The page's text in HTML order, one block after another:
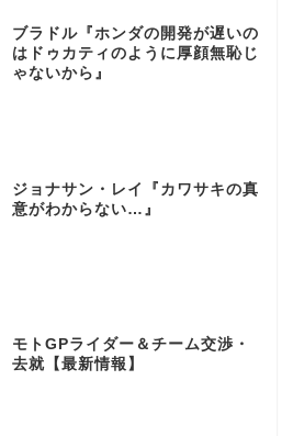
ブラドル『ホンダの開発が遅いの
はドゥカティのように厚顔無恥じ
ゃないから』
ジョナサン・レイ『カワサキの真
意がわからない…』
モトGPライダー＆チーム交渉・
去就【最新情報】